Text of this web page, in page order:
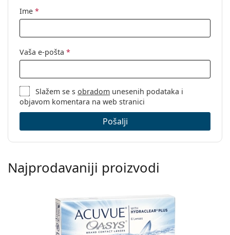
Ime *
Vaša e-pošta *
Slažem se sobradom unesenih podataka i
objavom komentara na web stranici
Pošalji
Najprodavaniji proizvodi